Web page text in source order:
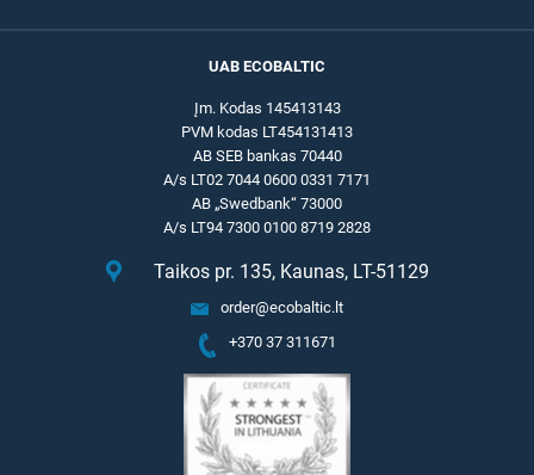
UAB ECOBALTIC
Įm. Kodas 145413143
PVM kodas LT454131413
AB SEB bankas 70440
A/s LT02 7044 0600 0331 7171
AB „Swedbank“ 73000
A/s LT94 7300 0100 8719 2828
Taikos pr. 135, Kaunas, LT-51129
order@ecobaltic.lt
+370 37 311671